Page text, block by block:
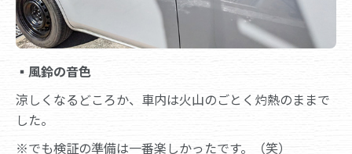
▪ 風鈴の音色
涼しくなるどころか、車内は火山のごとく灼熱のままで
した。
※でも検証の準備は一番楽しかったです。（笑）